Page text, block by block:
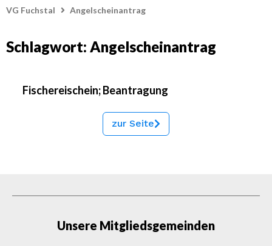
VG Fuchstal Angelscheinantrag
Schlagwort: Angelscheinantrag
Fischereischein; Beantragung
zur Seite
Unsere Mitgliedsgemeinden